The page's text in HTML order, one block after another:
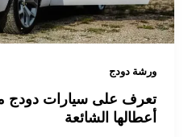
ورشة دودج
تعرف على سيارات دودج
أعطالها الشائعة